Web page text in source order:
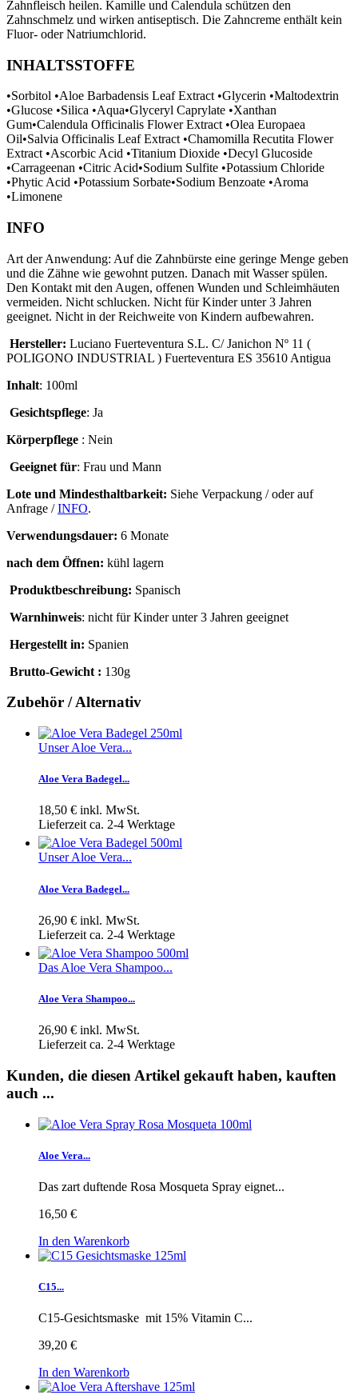
Zahnfleisch heilen. Kamille und Calendula schützen den
Zahnschmelz und wirken antiseptisch. Die Zahncreme enthält kein
Fluor- oder Natriumchlorid.
INHALTSSTOFFE
•Sorbitol •Aloe Barbadensis Leaf Extract •Glycerin •Maltodextrin
•Glucose •Silica •Aqua•Glyceryl Caprylate •Xanthan
Gum•Calendula Officinalis Flower Extract •Olea Europaea
Oil•Salvia Officinalis Leaf Extract •Chamomilla Recutita Flower
Extract •Ascorbic Acid •Titanium Dioxide •Decyl Glucoside
•Carrageenan •Citric Acid•Sodium Sulfite •Potassium Chloride
•Phytic Acid •Potassium Sorbate•Sodium Benzoate •Aroma
•Limonene
INFO
Art der Anwendung: Auf die Zahnbürste eine geringe Menge geben
und die Zähne wie gewohnt putzen. Danach mit Wasser spülen.
Den Kontakt mit den Augen, offenen Wunden und Schleimhäuten
vermeiden. Nicht schlucken. Nicht für Kinder unter 3 Jahren
geeignet. Nicht in der Reichweite von Kindern aufbewahren.
Hersteller: Luciano Fuerteventura S.L. C/ Janichon Nº 11 (
POLIGONO INDUSTRIAL ) Fuerteventura ES 35610 Antigua
Inhalt: 100ml
Gesichtspflege: Ja
Körperpflege : Nein
Geeignet für: Frau und Mann
Lote und Mindesthaltbarkeit: Siehe Verpackung / oder auf
Anfrage /INFO.
Verwendungsdauer: 6 Monate
nach dem Öffnen: kühl lagern
Produktbeschreibung: Spanisch
Warnhinweis: nicht für Kinder unter 3 Jahren geeignet
Hergestellt in: Spanien
Brutto-Gewicht : 130g
Zubehör / Alternativ
Unser Aloe Vera...
Aloe Vera Badegel...
18,50 € inkl. MwSt.
Lieferzeit ca. 2-4 Werktage
Unser Aloe Vera...
Aloe Vera Badegel...
26,90 € inkl. MwSt.
Lieferzeit ca. 2-4 Werktage
Das Aloe Vera Shampoo...
Aloe Vera Shampoo...
26,90 € inkl. MwSt.
Lieferzeit ca. 2-4 Werktage
Kunden, die diesen Artikel gekauft haben, kauften
auch ...
Aloe Vera...
Das zart duftende Rosa Mosqueta Spray eignet...
16,50 €
In den Warenkorb
C15...
C15-Gesichtsmaske mit 15% Vitamin C...
39,20 €
In den Warenkorb